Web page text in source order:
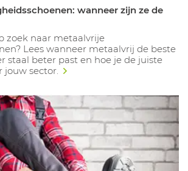
wanneer zijn ze de
zoek naar metaalvrije
Lees wanneer metaalvrij de beste
staal beter past en hoe je de juiste
jouw sector.